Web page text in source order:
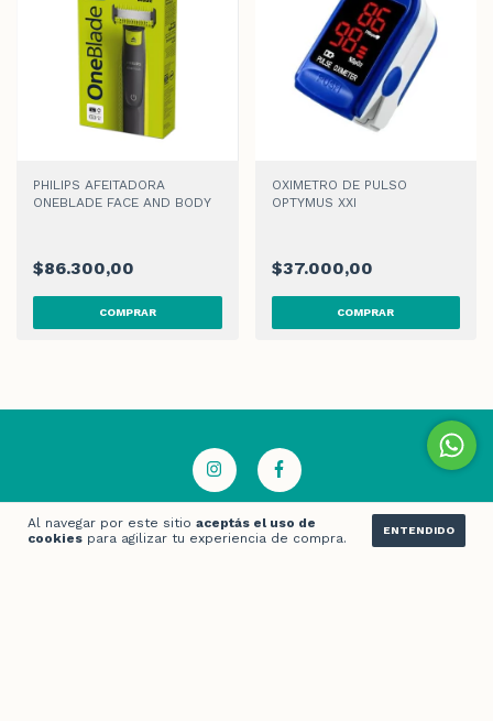
Al navegar por este sitio aceptás el uso de
cookies para agilizar tu experiencia de compra.
ENTENDIDO
PHILIPS AFEITADORA
ONEBLADE FACE AND BODY
$86.300,00
OXIMETRO DE PULSO
OPTYMUS XXI
$37.000,00